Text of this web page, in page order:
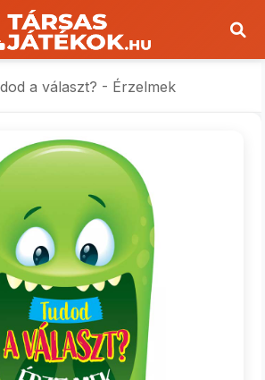
a választ? - Érzelmek